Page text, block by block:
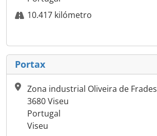
10.417 kilómetro
Portax
Zona industrial Oliveira de Frades
3680 Viseu
Portugal
Viseu